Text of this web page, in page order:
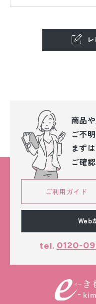
商品
ご不
まず
ご確
ご利用ガイド
Web
tel. 0120-